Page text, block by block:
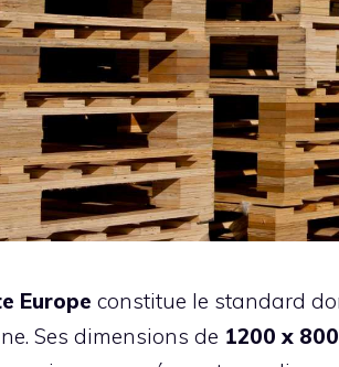
Europe constitue le standard
Ses dimensions de 1200 x